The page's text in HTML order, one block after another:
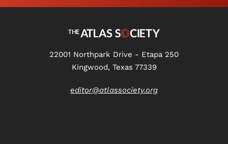
22001 Northpark Drive - Etapa 250
Kingwood, Texas 77339
editor@atlassociety.org